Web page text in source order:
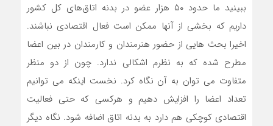
ببینید ما حدود ۵۰ هزار عضو در بدنه اتاق‌های کل کشور
داریم که بخشی از آنها ممکن است فعال اقتصادی نباشند.
اخیرا بحث هایی از حضور هنرمندان و کارمندان در بین اعضا
مطرح شده که به نظرم اشکالی ندارد. چون از دو منظر
متفاوت می توان به آن نگاه کرد. نخست اینکه می توانیم
تعداد اعضا را افزایش دهیم و هرکسی که حتی فعالیت
اقتصادی کوچکی هم دارد به بدنه اتاق اضافه شود. نگاه دیگر